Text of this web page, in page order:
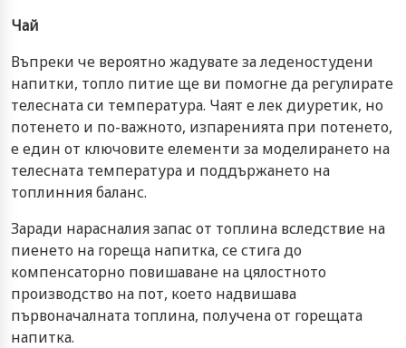
Чай
Въпреки че вероятно жадувате за леденостудени
напитки, топло питие ще ви помогне да регулирате
телесната си температура. Чаят е лек диуретик, но
потенето и по-важното, изпаренията при потенето,
е един от ключовите елементи за моделирането на
телесната температура и поддържането на
топлинния баланс.
Заради нарасналия запас от топлина вследствие на
пиенето на гореща напитка, се стига до
компенсаторно повишаване на цялостното
производство на пот, което надвишава
първоначалната топлина, получена от горещата
напитка.